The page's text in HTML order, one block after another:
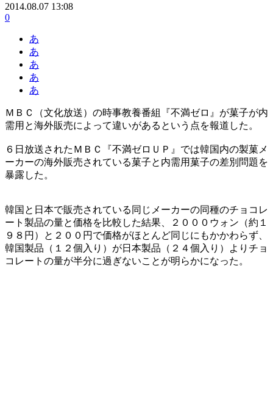
2014.08.07 13:08
0
あ
あ
あ
あ
あ
ＭＢＣ（文化放送）の時事教養番組『不満ゼロ』が菓子が内
需用と海外販売によって違いがあるという点を報道した。
６日放送されたＭＢＣ『不満ゼロＵＰ』では韓国内の製菓メ
ーカーの海外販売されている菓子と内需用菓子の差別問題を
暴露した。
韓国と日本で販売されている同じメーカーの同種のチョコレ
ート製品の量と価格を比較した結果、２０００ウォン（約１
９８円）と２００円で価格がほとんど同じにもかかわらず、
韓国製品（１２個入り）が日本製品（２４個入り）よりチョ
コレートの量が半分に過ぎないことが明らかになった。